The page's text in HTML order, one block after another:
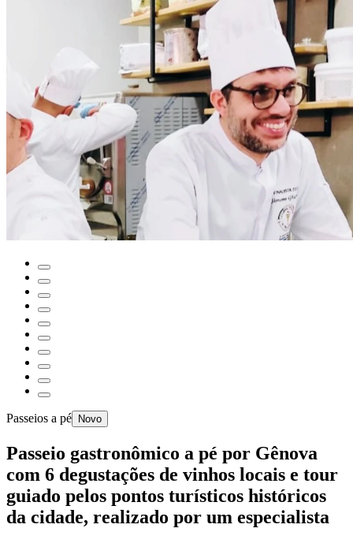
Passeios a pé Novo
Passeio gastronômico a pé por Gênova
com 6 degustações de vinhos locais e tour
guiado pelos pontos turísticos históricos
da cidade, realizado por um especialista